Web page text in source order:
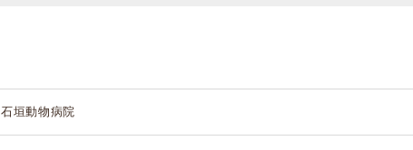
石垣動物病院